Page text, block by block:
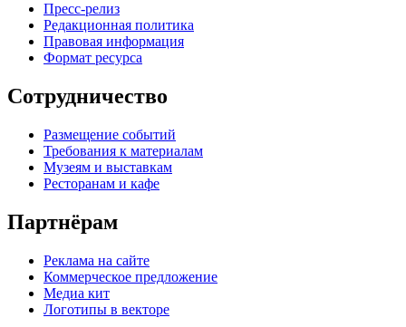
Пресс-релиз
Редакционная политика
Правовая информация
Формат ресурса
Сотрудничество
Размещение событий
Требования к материалам
Музеям и выставкам
Ресторанам и кафе
Партнёрам
Реклама на сайте
Коммерческое предложение
Медиа кит
Логотипы в векторе